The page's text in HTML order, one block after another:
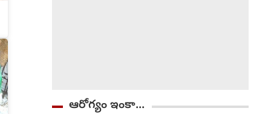
ఆరోగ్యం ఇంకా...